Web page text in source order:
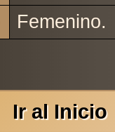
Femenino.
Ir al Inicio